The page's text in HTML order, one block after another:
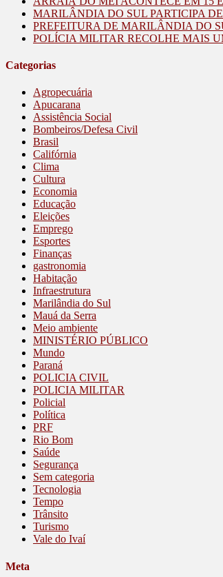
MARILÂNDIA DO SUL PARTICIPA
PREFEITURA DE MARILÂNDIA DO
POLÍCIA MILITAR RECOLHE MAIS
Categorias
Agropecuária
Apucarana
Assistência Social
Bombeiros/Defesa Civil
Brasil
Califórnia
Clima
Cultura
Economia
Educação
Eleições
Emprego
Esportes
Finanças
gastronomia
Habitação
Infraestrutura
Marilândia do Sul
Mauá da Serra
Meio ambiente
MINISTÉRIO PÚBLICO
Mundo
Paraná
POLICIA CIVIL
POLICIA MILITAR
Policial
Política
PRF
Rio Bom
Saúde
Segurança
Sem categoria
Tecnologia
Tempo
Trânsito
Turismo
Vale do Ivaí
Meta